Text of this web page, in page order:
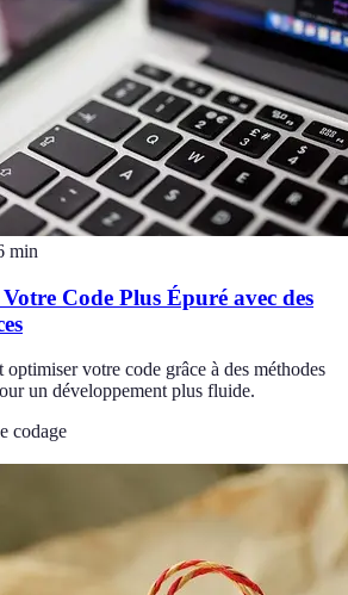
min
Code Plus Épuré avec des
votre code grâce à des méthodes
un développement plus fluide.
codage